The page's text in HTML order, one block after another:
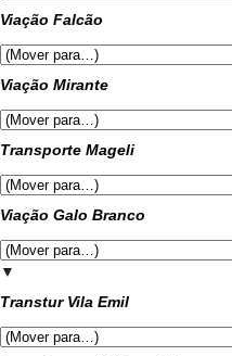
Viação Falcão
Viação Mirante
Transporte Mageli
Viação Galo Branco
▼
Transtur Vila Emil